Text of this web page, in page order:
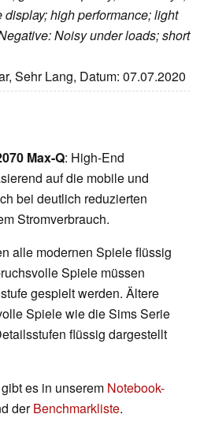
high performance; light
Noisy under loads; short
Sehr Lang, Datum: 07.07.2020
Max-Q: High-End
auf die mobile und
bei deutlich reduzierten
Stromverbrauch.
alle modernen Spiele flüssig
Spiele müssen
gespielt werden. Ältere
Spiele wie die Sims Serie
flüssig dargestellt
es in unserem Notebook-
derBenchmarkliste.